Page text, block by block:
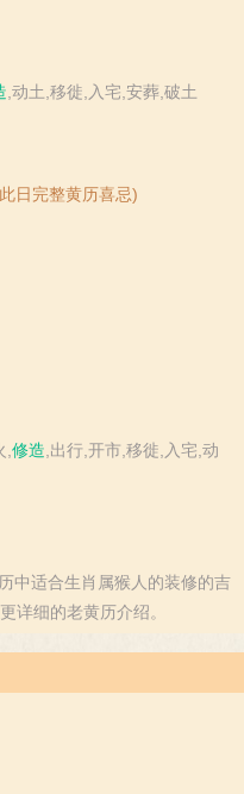
,动土,移徙,入宅,安葬,破土
日完整黄历喜忌)
修造 ,出行,开市,移徙,入宅,动
适合生肖属猴人的装修的吉
详细的老黄历介绍。